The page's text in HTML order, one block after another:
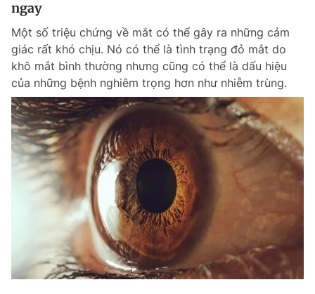
ngay
Một số triệu chứng về mắt có thể gây ra những cảm
giác rất khó chịu. Nó có thể là tình trạng đỏ mắt do
khô mắt bình thường nhưng cũng có thể là dấu hiệu
của những bệnh nghiêm trọng hơn như nhiễm trùng.